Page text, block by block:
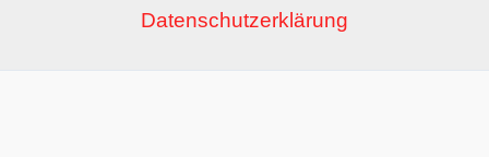
Datenschutzerklärung